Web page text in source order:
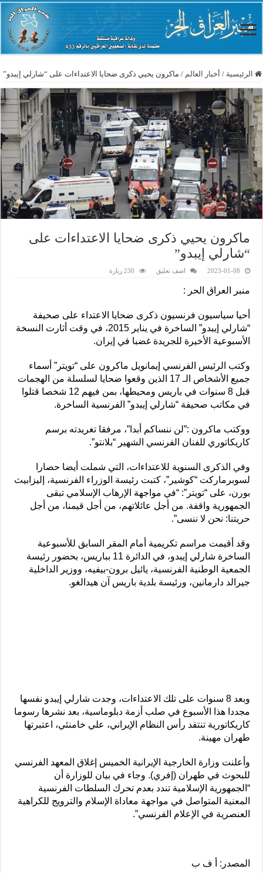
الرئيسية / أخبار العالم / ماكرون يحيي ذكرى ضحايا الاعتداءات على “شارلي إيبدو”
ماكرون يحيي ذكرى ضحايا الاعتداءات على
“شارلي إيبدو”
2023-01-08 اضف تعليق 230 زيارة
منبر العراق الحر :
أحيا سياسيون فرنسيون ذكرى ضحايا الاعتداء على صحيفة
“شارلي إيبدو” الساخرة في يناير 2015، في وقت أثارت النسخة
الأسبوعية الأخيرة للجريدة غضبا في إيران.
وكتب الرئيس الفرنسي إيمانويل ماكرون على “تويتر” أسماء
جميع الأشخاص الـ 17 الذين وقعوا ضحايا لسلسلة من الهجمات
قبل 8 سنوات في باريس ومحيطها، بمن فيهم 12 شخصا قتلوا
في مكاتب صحيفة “شارلي إيبدو” الفرنسية الساخرة.
ووكتب ماكرون :”لن ننساكم أبدا”، مرفقا تغريدته برسم
كاريكاتوري للفنان الفرنسي الشهير “بلانتو”.
وفي الذكرى السنوية للاعتداءات، التي شملت أيضا حصارا
لسوبرماركت “كوشير”، كتبت رئيسة الوزراء الفرنسية، إليزابيث
بورن، على “تويتر”: “في مواجهة الإرهاب الإسلامي تبقى
الجمهورية واقفة. من أجل عائلاتهم، من أجل قيمنا، من أجل
حريتنا: نحن لا ننسى”.
وقد أقيمت مراسم تكريمية أمام المقر السابق للأسبوعية
الساخرة شارلي إيبدو، في الدائرة 11 بباريس، بحضور رئيسة
الجمعية الوطنية الفرنسية، يائيل برون-بيفيه، ووزير الداخلية
جيرالد دارمانين، ورئيسة بلدية باريس آن هيدالغو.
وبعد 8 سنوات على تلك الاعتداءات، وجدت شارلي إيبدو نفسها
مجددا هذا الأسبوع في صلب أزمة دبلوماسية، بعد نشرها رسوما
كاريكاتورية تنتقد رأس النظام الإيراني، علي خامنئي، اعتبرتها
طهران مهينة.
وأعلنت وزارة الخارجية الإيرانية الخميس إغلاق المعهد الفرنسي
للبحوث في طهران (إفري). وجاء في بيان للوزارة أن
“الجمهورية الإسلامية تندد بعدم تحرك السلطات الفرنسية
المعنية المتواصل في مواجهة معاداة الإسلام والترويج للكراهية
العنصرية في الإعلام الفرنسي”.
المصدر: أ ف ب